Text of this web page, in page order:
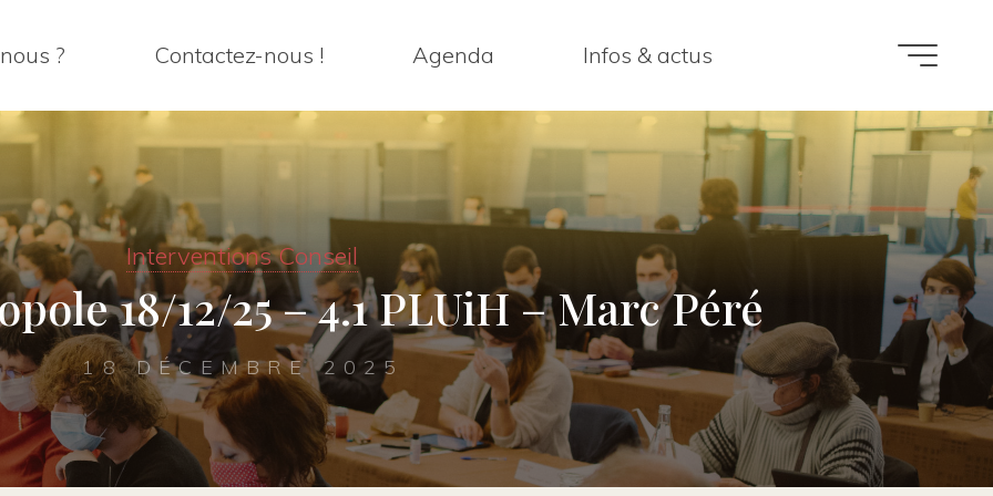
? Contactez-nous ! Agenda Infos & actus
Interventions Conseil
18/12/25 – 4.1 PLUiH – Marc Péré
18 DÉCEMBRE 2025